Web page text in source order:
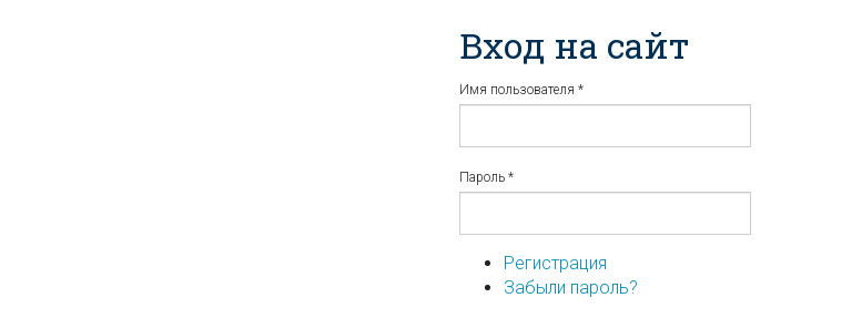
Вход на сайт
Имя пользователя *
Пароль *
Регистрация
Забыли пароль?